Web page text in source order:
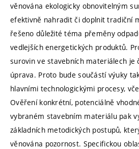
věnována ekologicky obnovitelným
efektivně nahradit či doplnit tradiční
řešeno důležité téma přeměny
vedlejších energetických produktů.
surovin ve stavebních materiálech je
úprava. Proto bude součástí výuky
hlavními technologickými procesy,
Ověření konkrétní, potenciálně
vybraném stavebním materiálu pak
základních metodických postupů,
věnována pozornost. Specifickou